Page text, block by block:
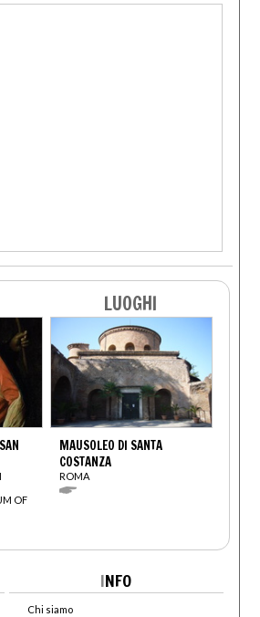
OF
LUOGHI
MAUSOLEO DI SANTA
COSTANZA
ROMA
INFO
Chi siamo